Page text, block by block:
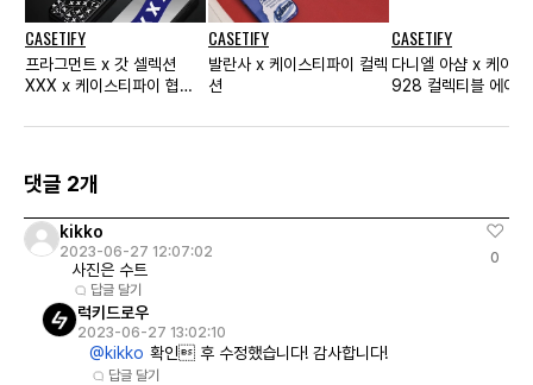
CASETIFY
프라그먼트 x 갓 셀렉션
XXX x 케이스티파이 협업
CASETIFY
발란사 x 케이스티파이 컬렉
션
CASETIFY
다니엘 아샴 x 케이스
928 컬렉티블 에어
댓글 2개
kikko
2023-06-27 12:07:02
사진은 수트
답글 달기
0
럭키드로우
2023-06-27 13:02:10
@kikko 확인 후 수정했습니다! 감사합니다!
답글 달기